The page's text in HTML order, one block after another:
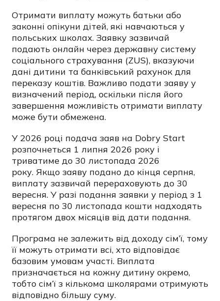
Отримати виплату можуть батьки або
законні опікуни дітей, які навчаються у
польських школах. Заявку зазвичай
подають онлайн через державну систему
соціального страхування (ZUS), вказуючи
дані дитини та банківський рахунок для
переказу коштів. Важливо подати заяву у
визначений період, оскільки після його
завершення можливість отримати виплату
може бути обмежена.
У 2026 році подача заяв на Dobry Start
розпочнеться 1 липня 2026 року і
триватиме до 30 листопада 2026
року. Якщо заяву подано до кінця серпня,
виплату зазвичай перераховують до 30
вересня. У разі подання заявки у період з 1
вересня по 30 листопада кошти надходять
протягом двох місяців від дати подання.
Програма не залежить від доходу сім’ї, тому
її можуть отримати всі, хто відповідає
базовим умовам участі. Виплата
призначається на кожну дитину окремо,
тобто сім’ї з кількома школярами отримують
відповідно більшу суму.